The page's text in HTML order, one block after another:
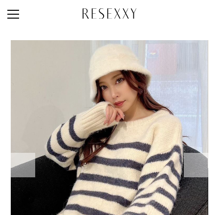
MAGAZINE
LOOK BOOK
STYLE PHOTO
ACCOUNT
SHOP LIST
CONCEPT
ONLINE STORE